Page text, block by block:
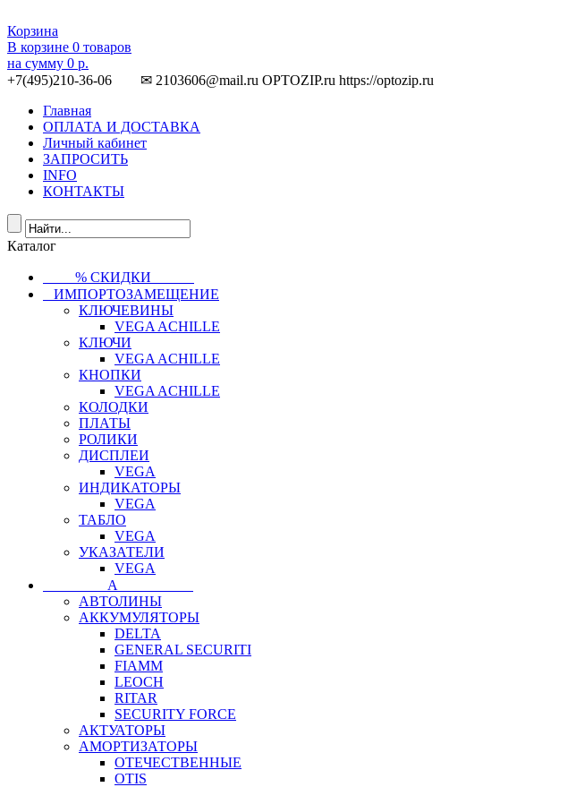
Корзина
В корзине 0 товаров
на сумму 0 р.
+7(495)210-36-06 ✉ 2103606@mail.ru OPTOZIP.ru https://optozip.ru
Главная
ОПЛАТА И ДОСТАВКА
Личный кабинет
ЗАПРОСИТЬ
INFO
КОНТАКТЫ
Каталог
⠀⠀⠀% СКИДКИ⠀⠀⠀⠀
⠀ИМПОРТОЗАМЕЩЕНИЕ
КЛЮЧЕВИНЫ
VEGA ACHILLE
КЛЮЧИ
VEGA ACHILLE
КНОПКИ
VEGA ACHILLE
КОЛОДКИ
ПЛАТЫ
РОЛИКИ
ДИСПЛЕИ
VEGA
ИНДИКАТОРЫ
VEGA
ТАБЛО
VEGA
УКАЗАТЕЛИ
VEGA
⠀⠀⠀⠀⠀⠀А⠀⠀⠀⠀⠀⠀⠀
АВТОЛИНЫ
АККУМУЛЯТОРЫ
DELTA
GENERAL SECURITI
FIAMM
LEOCH
RITAR
SECURITY FORCE
АКТУАТОРЫ
АМОРТИЗАТОРЫ
ОТЕЧЕСТВЕННЫЕ
OTIS